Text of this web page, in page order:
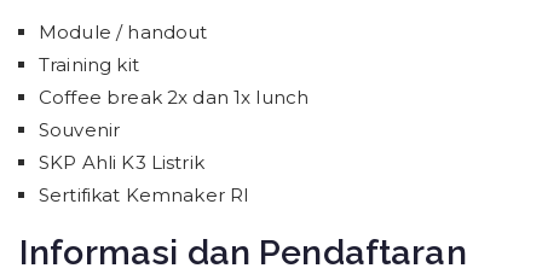
Module / handout
Training kit
Coffee break 2x dan 1x lunch
Souvenir
SKP Ahli K3 Listrik
Sertifikat Kemnaker RI
Informasi dan Pendaftaran